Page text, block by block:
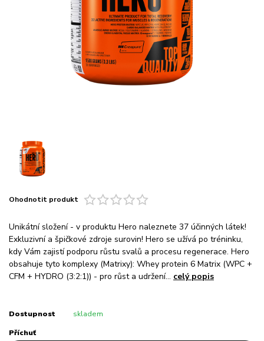
Ohodnotit produkt
Unikátní složení - v produktu Hero naleznete 37 účinných látek!
Exkluzivní a špičkové zdroje surovin! Hero se užívá po tréninku,
kdy Vám zajistí podporu růstu svalů a procesu regenerace. Hero
obsahuje tyto komplexy (Matrixy): Whey protein 6 Matrix (WPC +
CFM + HYDRO (3:2:1)) - pro růst a udržení... celý popis
Dostupnost skladem
Příchuť